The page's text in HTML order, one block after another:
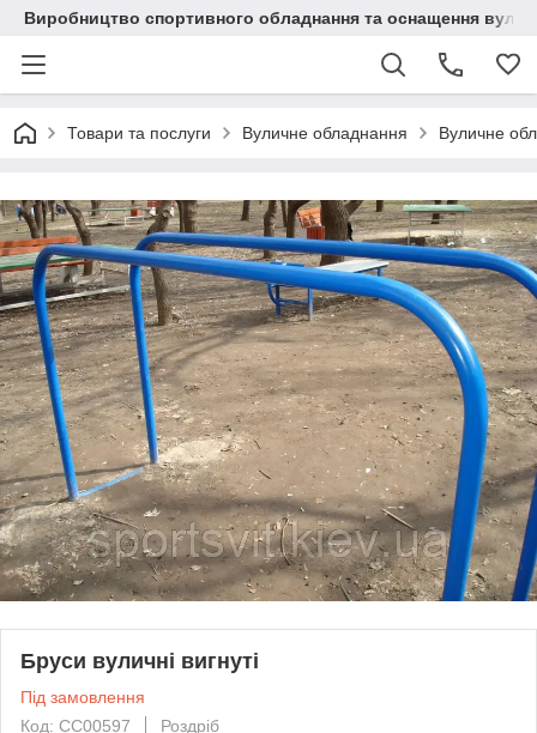
Виробництво спортивного обладнання та оснащення
Товари та послуги Вуличне обладнання Вуличне
Бруси вуличні вигнуті
Під замовлення
Код: CC00597
Роздріб